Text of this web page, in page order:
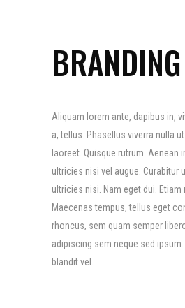
BRANDING
Aliquam lorem ante, dapibus in,
a, tellus. Phasellus viverra nulla
laoreet. Quisque rutrum. Aenean
ultricies nisi vel augue. Curabitur
ultricies nisi. Nam eget dui. Etiam
Maecenas tempus, tellus eget
rhoncus, sem quam semper
adipiscing sem neque sed
blandit vel.